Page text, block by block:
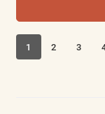
1 2 3